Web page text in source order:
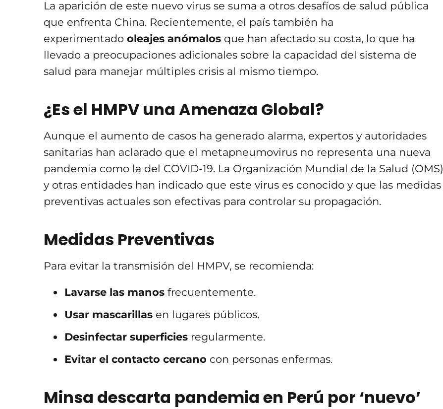
La aparición de este nuevo virus se suma a otros desafíos de salud pública
que enfrenta China. Recientemente, el país también ha
experimentado oleajes anómalos que han afectado su costa, lo que ha
llevado a preocupaciones adicionales sobre la capacidad del sistema de
salud para manejar múltiples crisis al mismo tiempo.
¿Es el HMPV una Amenaza Global?
Aunque el aumento de casos ha generado alarma, expertos y autoridades
sanitarias han aclarado que el metapneumovirus no representa una nueva
pandemia como la del COVID-19. La Organización Mundial de la Salud (OMS)
y otras entidades han indicado que este virus es conocido y que las medidas
preventivas actuales son efectivas para controlar su propagación.
Medidas Preventivas
Para evitar la transmisión del HMPV, se recomienda:
Lavarse las manos frecuentemente.
Usar mascarillas en lugares públicos.
Desinfectar superficies regularmente.
Evitar el contacto cercano con personas enfermas.
Minsa descarta pandemia en Perú por ‘nuevo’